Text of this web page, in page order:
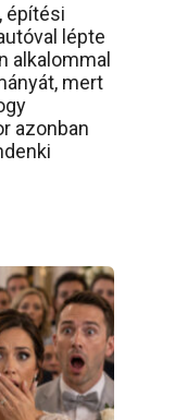
építési
lépte
alkalommal
mert
azonban